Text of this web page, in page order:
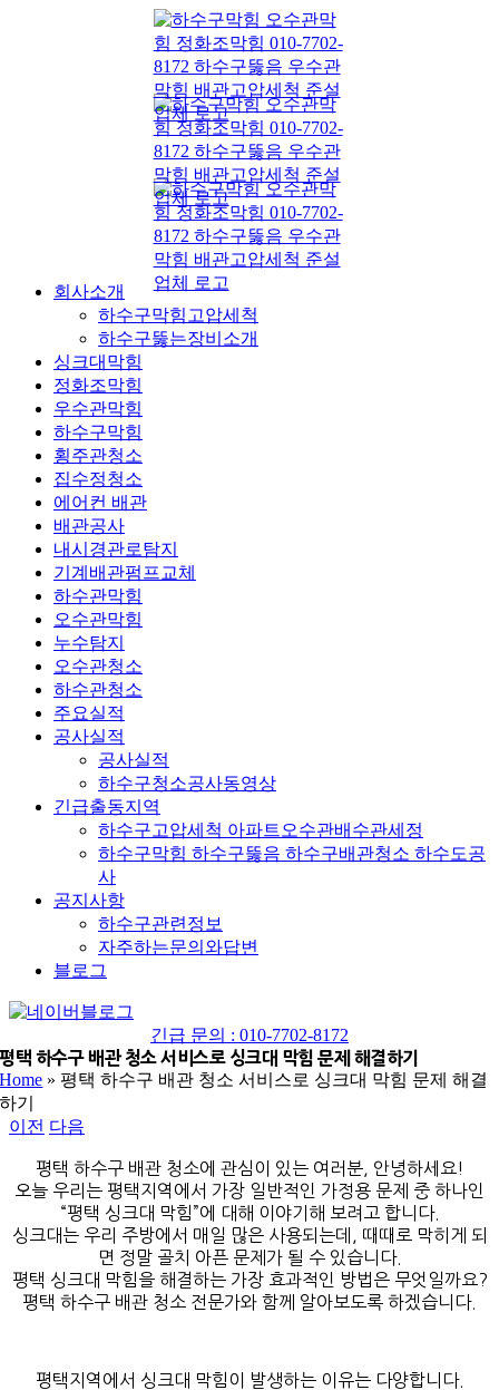
회사소개
하수구막힘고압세척
하수구뚫는장비소개
싱크대막힘
정화조막힘
우수관막힘
하수구막힘
횡주관청소
집수정청소
에어컨 배관
배관공사
내시경관로탐지
기계배관펌프교체
하수관막힘
오수관막힘
누수탐지
오수관청소
하수관청소
주요실적
공사실적
공사실적
하수구청소공사동영상
긴급출동지역
하수구고압세척 아파트오수관배수관세정
하수구막힘 하수구뚫음 하수구배관청소 하수도공
사
공지사항
하수구관련정보
자주하는문의와답변
블로그
네
버
블
로
그
긴급 문의 : 010-7702-8172
평택 하수구 배관 청소 서비스로 싱크대 막힘 문제 해결하기
Home »평택 하수구 배관 청소 서비스로 싱크대 막힘 문제 해결
하기
이전 다음
평택 하수구 배관 청소에 관심이 있는 여러분, 안녕하세요!
오늘 우리는 평택지역에서 가장 일반적인 가정용 문제 중 하나인
“평택 싱크대 막힘”에 대해 이야기해 보려고 합니다.
싱크대는 우리 주방에서 매일 많은 사용되는데, 때때로 막히게 되
면 정말 골치 아픈 문제가 될 수 있습니다.
평택 싱크대 막힘을 해결하는 가장 효과적인 방법은 무엇일까요?
평택 하수구 배관 청소 전문가와 함께 알아보도록 하겠습니다.
평택지역에서 싱크대 막힘이 발생하는 이유는 다양합니다.